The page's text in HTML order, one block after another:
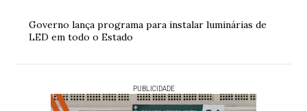
Governo lança programa para instalar luminárias de
LED em todo o Estado
PUBLICIDADE